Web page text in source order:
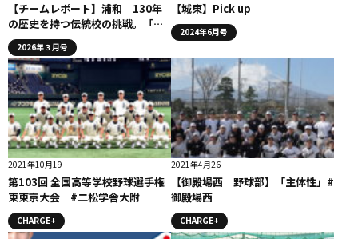
【チームレポート】浦和 130年
の歴史を持つ伝統校の挑戦。「尚
文昌武」が校訓。
2026年３月号
【城東】Pick up
2024年6月号
2021年10月19
第103回 全国高等学校野球選手権
東東京大会 #二松学舎大附
CHARGE+
2021年4月26
【御殿場西 野球部】「主体性」#
御殿場西
CHARGE+